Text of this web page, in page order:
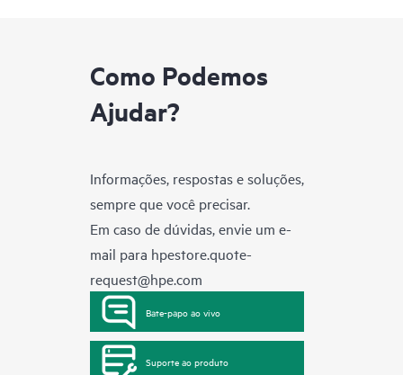
Como Podemos
Ajudar?
Informações, respostas e soluções,
sempre que você precisar.
Em caso de dúvidas, envie um e-
mail para hpestore.quote-
request@hpe.com
Bate-papo ao vivo
Suporte ao produto